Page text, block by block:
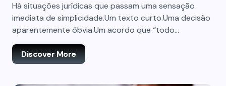
Há situações jurídicas que passam uma sensação
imediata de simplicidade.Um texto curto.Uma decisão
aparentemente óbvia.Um acordo que “todo…
Discover More